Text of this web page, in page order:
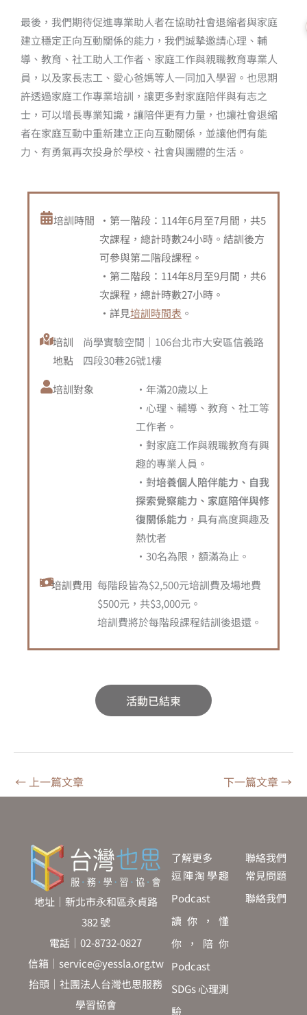
最後，我們期待促進專業助人者在協助社會退縮者與家庭
建立穩定正向互動關係的能力，我們誠摯邀請心理、輔
導、教育、社工助人工作者、家庭工作與親職教育專業人
員，以及家長志工、愛心爸媽等人一同加入學習。也思期
許透過家庭工作專業培訓，讓更多對家庭陪伴與有志之
士，可以增長專業知識，讓陪伴更有力量，也讓社會退縮
者在家庭互動中重新建立正向互動關係，並讓他們有能
力、有勇氣再次投身於學校、社會與團體的生活。
培訓時間
・第一階段：114年6月至7月間，共5
次課程，總計時數24小時。結訓後方
可參與第二階段課程。
・第二階段：114年8月至9月間，共6
次課程，總計時數27小時。
・詳見培訓時間表 。
培訓
地點
尚學實驗空間｜106台北市大安區信義路
四段30巷26號1樓
培訓對象
・年滿20歲以上
・心理、輔導、教育、社工等
工作者。
・對家庭工作與親職教育有興
趣的專業人員。
・對培養個人陪伴能力、自我
探索覺察能力、家庭陪伴與修
復關係能力 ，具有高度興趣及
熱忱者
・30名為限，額滿為止。
培訓費用 每階段皆為$2,500元培訓費及場地費
$500元，共$3,000元。
培訓費將於每階段課程結訓後退還。
活動已結束
← 上一篇文章 下一篇文章 →
了解更多
逗陣淘學趣
Podcast
讀你，懂
你，陪你
Podcast
SDGs 心理測
驗
地址｜新北市永和區永貞路
382 號
電話｜02-8732-0827
信箱｜service@yessla.org.tw
抬頭｜社團法人台灣也思服務
學習協會
聯絡我們
常見問題
聯絡我們